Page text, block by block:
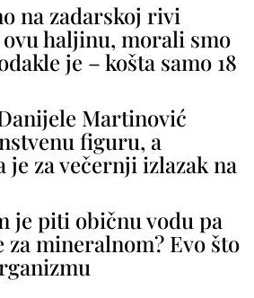
na zadarskoj rivi
haljinu, morali smo
je – košta samo 18
Martinović
figuru, a
je za večernji izlazak na
je piti običnu vodu pa
za mineralnom? Evo što